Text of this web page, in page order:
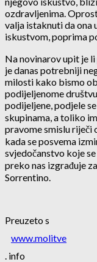
ozdravljenima.
valja istaknuti da ona
iskustvom, poprima
Na novinarov upit je
je danas potrebniji
milosti kako bismo
podijeljenome
podijeljene, podjele
skupinama, a toliko
pravome smislu riječi
kada se posvema
svjedočanstvo koje
preko nas izgrađuje
Sorrentino.
Preuzeto s
www.molitve
. info